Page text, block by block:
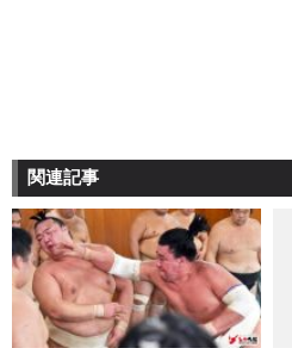
関連記事